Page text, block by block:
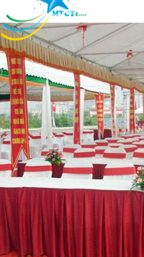
Tiệc
Bar Trắng Lưng
Cao Và Bàn Bar